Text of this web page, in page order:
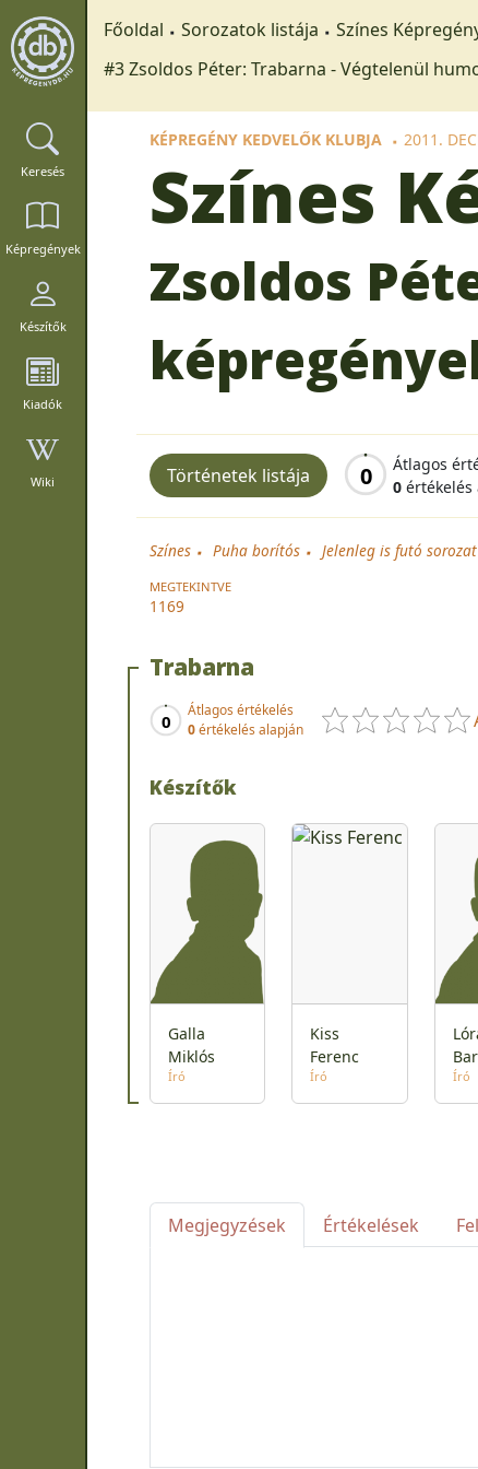
Keresés
Képregények
Készítők
Kiadók
Wiki
Főoldal Sorozatok listája
Színes
#3 Zsoldos Péter: Trabarna - Végtelenül
KÉPREGÉNY KEDVELŐK KLUBJA 2011.
Színes
Zsoldos
Történetek listája 0 Átlagos
0 értékelés
Színes Puha borítós Jelenleg is futó sorozat
MEGTEKINTVE
1169
Trabarna
0
Átlagos értékelés
0értékelés alapján
Készítők
Galla
Miklós
Író
Kiss
Ferenc
Író Író
Megjegyzések Értékelések